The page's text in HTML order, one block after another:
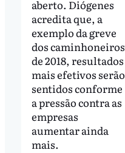
aberto. Diógenes
acredita que, a
exemplo da greve
dos caminhoneiros
de 2018, resultados
mais efetivos serão
sentidos conforme
a pressão contra as
empresas
aumentar ainda
mais.